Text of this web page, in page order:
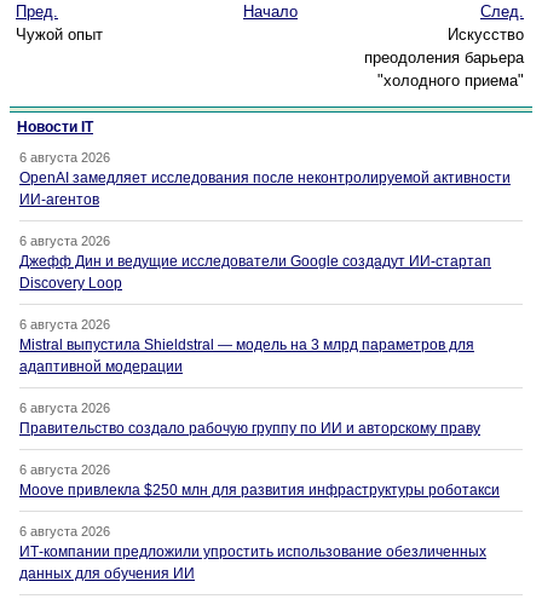
Пред. Начало
След.
Чужой опыт
Искусство
преодоления барьера
"холодного приема"
Новости IT
6 августа 2026
OpenAI замедляет исследования после неконтролируемой активности
ИИ-агентов
6 августа 2026
Джефф Дин и ведущие исследователи Google создадут ИИ-стартап
Discovery Loop
6 августа 2026
Mistral выпустила Shieldstral — модель на 3 млрд параметров для
адаптивной модерации
6 августа 2026
Правительство создало рабочую группу по ИИ и авторскому праву
6 августа 2026
Moove привлекла $250 млн для развития инфраструктуры роботакси
6 августа 2026
ИТ-компании предложили упростить использование обезличенных
данных для обучения ИИ